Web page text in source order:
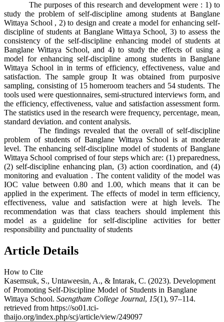
The purposes of this research and development were : 1) to
study the problem of self-discipline among students at Banglane
Wittaya School , 2) to design and create a model for enhancing self-
discipline of students at Banglane Wittaya School, 3) to assess the
consistency of the self-discipline enhancing model of students at
Banglane Wittaya School, and 4) to study the effects of using a
model for enhancing self-discipline among students in Banglane
Wittaya School in in terms of efficiency, effectiveness, value and
satisfaction. The sample group It was obtained from purposive
sampling, consisting of 15 homeroom teachers and 54 students. The
tools used were questionnaires, semi-structured interviews form, and
the efficiency, effectiveness, value and satisfaction assessment form.
The statistics used in the research were frequency, percentage, mean,
standard deviation. and content analysis.
The findings revealed that the overall of self-discipline
problem of students of Banglane Wittaya School is at moderate
level. The enhancing self-discipline model of students of Banglane
Wittaya School comprised of four steps which are: (1) preparedness,
(2) self-discipline enhancing plan, (3) action coordination, and (4)
monitoring and evaluation . The content validity of the model was
IOC value between 0.80 and 1.00, which means that it can be
applied in the experiment. The effects of model in term efficiency,
effectiveness, value and satisfaction were at high levels. The
recommendation was that class teachers should implement this
model as a guideline for self-discipline activities for better
responsibility and punctuality of students
Article Details
How to Cite
Kasemsuk, S., Untaweesin, A., & Intarak, C. (2023). Development
of Promoting Self-Discipline Model of Students in Banglane
Wittaya School. Saengtham College Journal, 15(1), 97–114.
retrieved from https://so01.tci-
thaijo.org/index.php/scj/article/view/249097